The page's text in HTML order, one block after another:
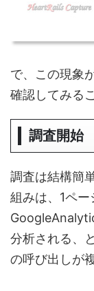
で、この現象
確認してみる
調査開始
調査は結構簡
組みは、1ペー
分析される、
の呼び出しが